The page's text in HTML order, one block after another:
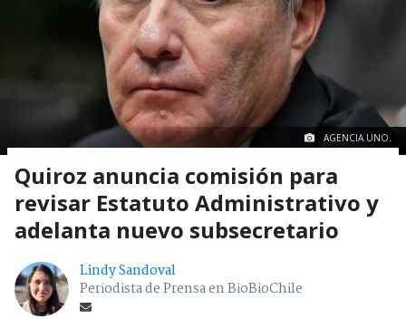
AGENCIA UNO.
Quiroz anuncia comisión para
revisar Estatuto Administrativo y
adelanta nuevo subsecretario
Lindy Sandoval
Periodista de Prensa en BioBioChile